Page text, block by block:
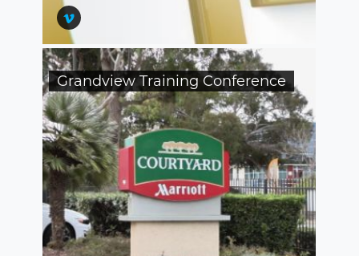
Grandview Training Conference